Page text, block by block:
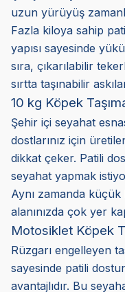
uzun yürüyüş
Fazla kiloya sahip
yapısı sayesinde
sıra, çıkarılabilir
sırtta taşınabilir
10 kg Köpek
Şehir içi seyahat
dostlarınız için
dikkat çeker. Patili
seyahat yapmak
Aynı zamanda küçük
alanınızda çok yer
Motosiklet Köpek
Rüzgarı engelleyen
sayesinde patili
avantajlıdır. Bu